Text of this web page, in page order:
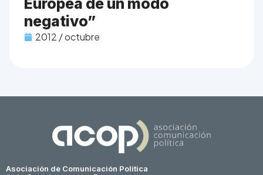
Europea de un modo
negativo”
2012 / octubre
Asociación de Comunicación Politica